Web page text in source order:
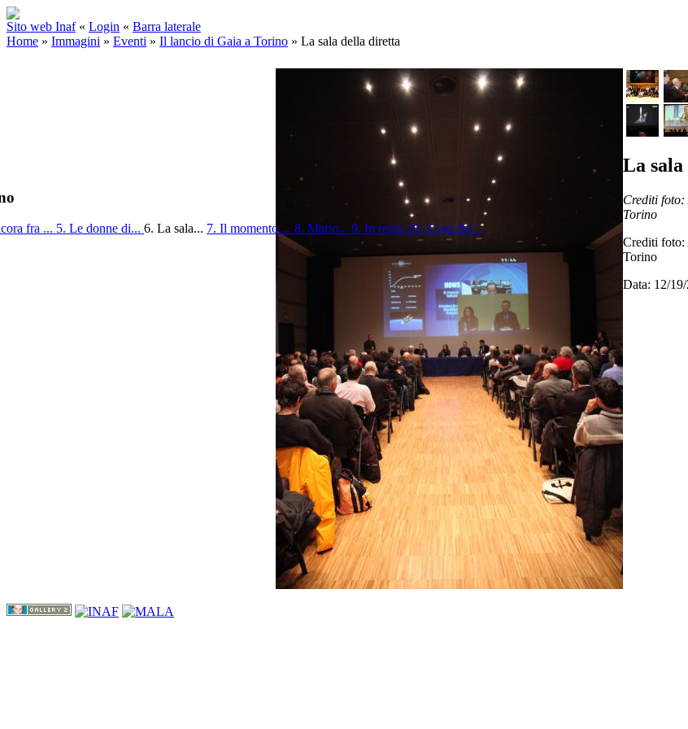
Sito web Inaf « Login « Barra laterale
Home » Immagini » Eventi » Il lancio di Gaia a Torino » La sala della diretta
La
Crediti
Torino
Crediti foto:
Torino
Data: 12/
fra ... 5. Le donne di... 6. La sala... 7. Il momento ... 8. Mario... 9. In regia 10. L'ora dei...